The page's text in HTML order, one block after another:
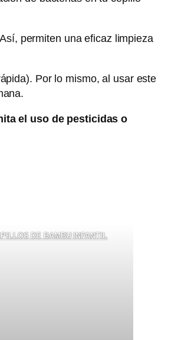
Así, permiten una eficaz limpieza
Por lo mismo, al usar este
el uso de pesticidas o
DE BAMBU INFANTIL